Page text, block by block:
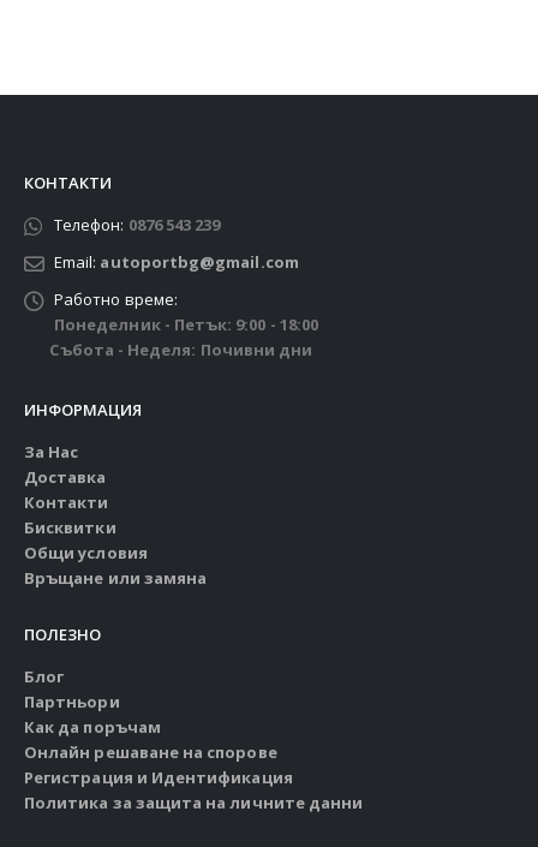
КОНТАКТИ
Телефон: 0876 543 239
Email: autoportbg@gmail.com
Работно време:
Понеделник - Петък: 9:00 - 18:00
Събота - Неделя: Почивни дни
ИНФОРМАЦИЯ
За Нас
Доставка
Контакти
Бисквитки
Общи условия
Връщане или замяна
ПОЛЕЗНО
Блог
Партньори
Как да поръчам
Онлайн решаване на спорове
Регистрация и Идентификация
Политика за защита на личните данни